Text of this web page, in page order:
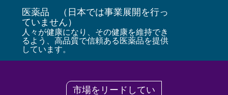
医薬品 （日本では事業展開を行っ
ていません）
人々が健康になり、その健康を維持でき
るよう、高品質で信頼ある医薬品を提供
しています。
市場をリードしてい